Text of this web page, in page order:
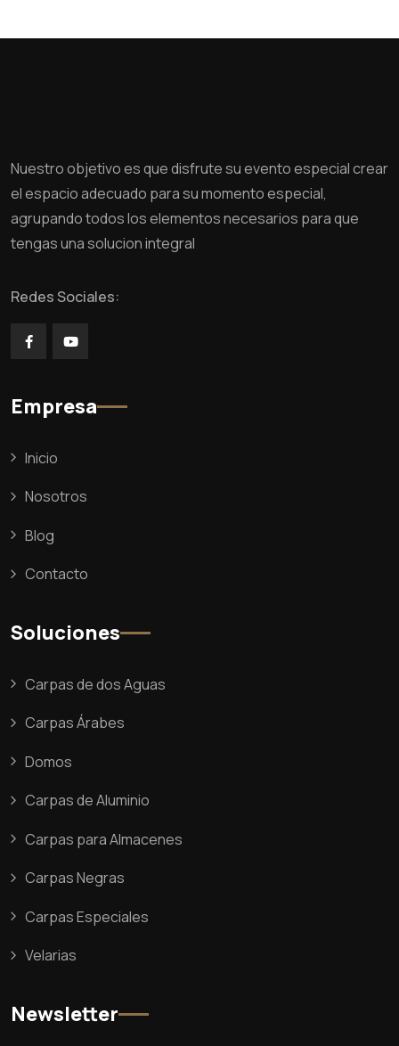
Nuestro objetivo es que disfrute su evento especial crear
el espacio adecuado para su momento especial,
agrupando todos los elementos necesarios para que
tengas una solucion integral
Redes Sociales:
Empresa
Inicio
Nosotros
Blog
Contacto
Soluciones
Carpas de dos Aguas
Carpas Árabes
Domos
Carpas de Aluminio
Carpas para Almacenes
Carpas Negras
Carpas Especiales
Velarias
Newsletter